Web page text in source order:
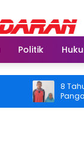
Politik
8 Tahun
Usai Operasi